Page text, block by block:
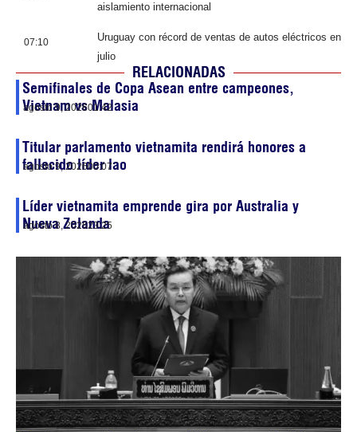
aislamiento internacional
07:10
Uruguay con récord de ventas de autos eléctricos en
julio
RELACIONADAS
Semifinales de Copa Asean entre campeones,
Vietnam vs Malasia
agosto 9, 202601:42
Titular parlamento vietnamita rendirá honores a
fallecido líder lao
agosto 9, 202600:07
Líder vietnamita emprende gira por Australia y
Nueva Zelanda
agosto 8, 202623:25